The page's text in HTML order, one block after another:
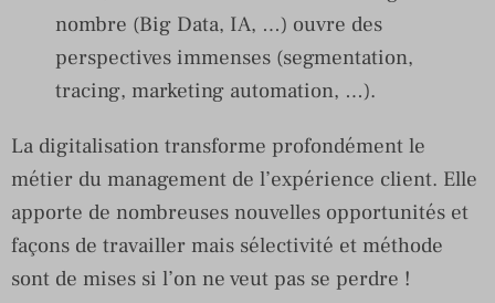
nombre (Big Data, IA, …) ouvre des
perspectives immenses (segmentation,
tracing, marketing automation, …).
La digitalisation transforme profondément le
métier du management de l’expérience client. Elle
apporte de nombreuses nouvelles opportunités et
façons de travailler mais sélectivité et méthode
sont de mises si l’on ne veut pas se perdre !